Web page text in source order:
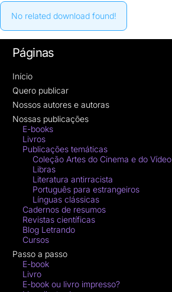
No related download found!
Páginas
Início
Quero publicar
Nossos autores e autoras
Nossas publicações
E-books
Livros
Publicações temáticas
Coleção Artes do Cinema e do Vídeo
Libras
Literatura antirracista
Português para estrangeiros
Línguas clássicas
Cadernos de resumos
Revistas científicas
Blog Letrando
Cursos
Passo a passo
E-book
Livro
E-book ou livro impresso?